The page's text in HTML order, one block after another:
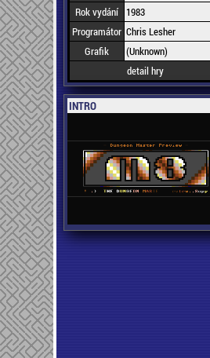
Rok vydání
1983
Programátor Chris Lesher
Grafik
(Unknown)
detail hry
INTRO